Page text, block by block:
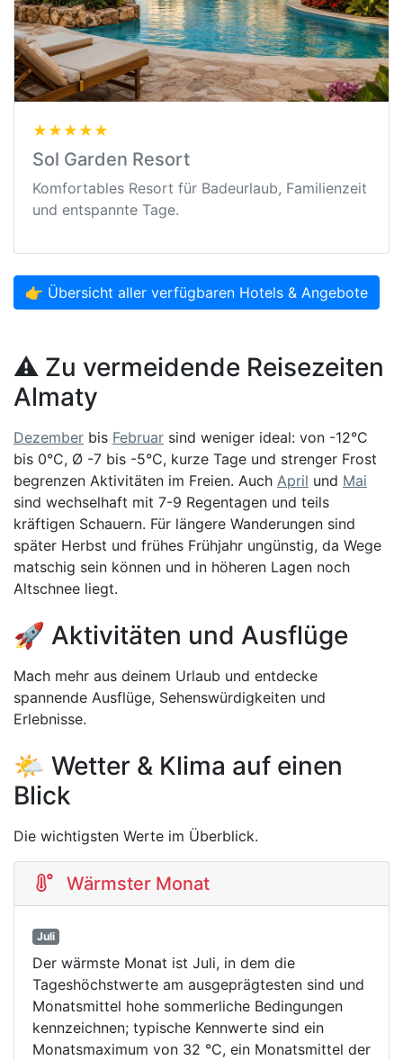
★★★★★
Sol Garden Resort
Komfortables Resort für Badeurlaub, Familienzeit
und entspannte Tage.
👉 Übersicht aller verfügbaren Hotels & Angebote
⚠️ Zu vermeidende Reisezeiten
Almaty
Dezember bis Februar sind weniger ideal: von -12°C
bis 0°C, Ø -7 bis -5°C, kurze Tage und strenger Frost
begrenzen Aktivitäten im Freien. Auch April und Mai
sind wechselhaft mit 7-9 Regentagen und teils
kräftigen Schauern. Für längere Wanderungen sind
später Herbst und frühes Frühjahr ungünstig, da Wege
matschig sein können und in höheren Lagen noch
Altschnee liegt.
🚀 Aktivitäten und Ausflüge
Mach mehr aus deinem Urlaub und entdecke
spannende Ausflüge, Sehenswürdigkeiten und
Erlebnisse.
🌤️ Wetter & Klima auf einen
Blick
Die wichtigsten Werte im Überblick.
Wärmster Monat
Juli
Der wärmste Monat ist Juli, in dem die
Tageshöchstwerte am ausgeprägtesten sind und
Monatsmittel hohe sommerliche Bedingungen
kennzeichnen; typische Kennwerte sind ein
Monatsmaximum von 32 °C, ein Monatsmittel der